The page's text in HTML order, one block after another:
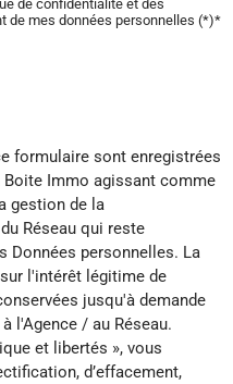
de confidentialité et des
de mes données personnelles (*)*
formulaire sont enregistrées
Immo agissant comme
gestion de la
Réseau qui reste
Données personnelles. La
l'intérêt légitime de
jusqu'à demande
l'Agence / au Réseau.
et libertés », vous
d’effacement,